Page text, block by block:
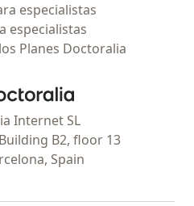
especialistas
especialistas
Planes Doctoralia
Doctoralia - Página de inicio
Internet SL
B2, floor 13
Spain